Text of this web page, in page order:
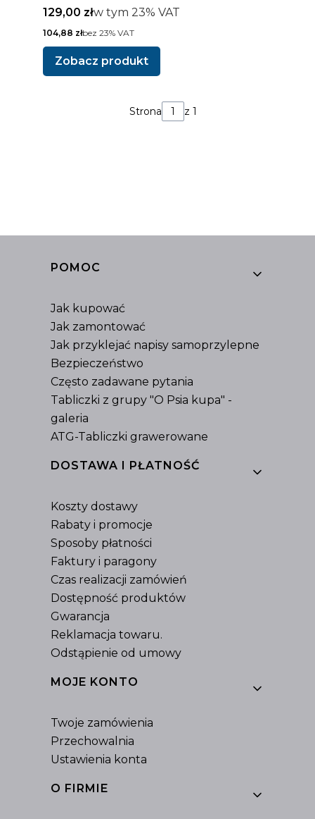
Cena brutto
129,00 złw tym %s VAT
w tym 23% VAT
Cena netto
104,88 złbez 23% VAT
Zobacz produkt
Strona z 1
Linki w stopce
POMOC
Jak kupować
Jak zamontować
Jak przyklejać napisy samoprzylepne
Bezpieczeństwo
Często zadawane pytania
Tabliczki z grupy "O Psia kupa" -
galeria
ATG-Tabliczki grawerowane
DOSTAWA I PŁATNOŚĆ
Koszty dostawy
Rabaty i promocje
Sposoby płatności
Faktury i paragony
Czas realizacji zamówień
Dostępność produktów
Gwarancja
Reklamacja towaru.
Odstąpienie od umowy
MOJE KONTO
Twoje zamówienia
Przechowalnia
Ustawienia konta
O FIRMIE